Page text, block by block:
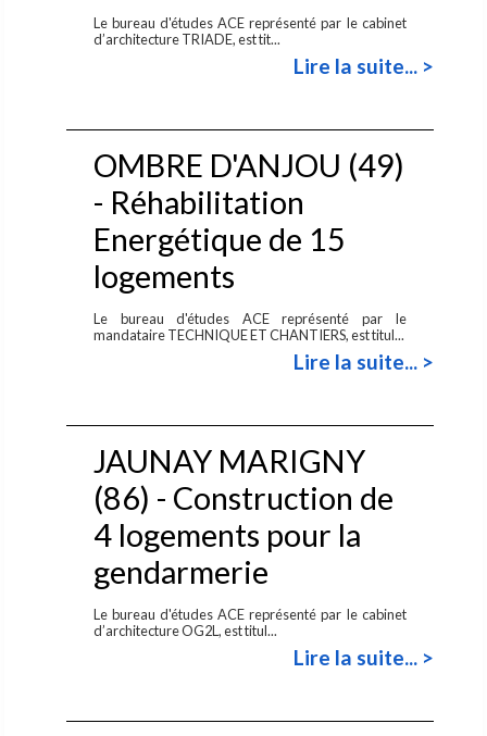
Le bureau d'études ACE représenté par le cabinet
d’architecture TRIADE, est tit...
Lire la suite... >
OMBRE D'ANJOU (49)
- Réhabilitation
Energétique de 15
logements
Le bureau d'études ACE représenté par le
mandataire TECHNIQUE ET CHANTIERS, est titul...
Lire la suite... >
JAUNAY MARIGNY
(86) - Construction de
4 logements pour la
gendarmerie
Le bureau d'études ACE représenté par le cabinet
d’architecture OG2L, est titul...
Lire la suite... >